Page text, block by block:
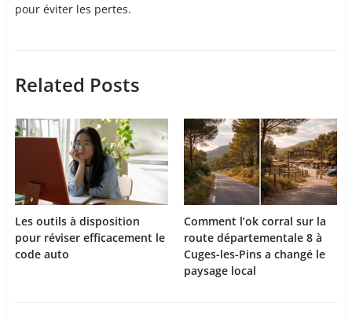
pour éviter les pertes.
Related Posts
Les outils à disposition
pour réviser efficacement le
code auto
Comment l’ok corral sur la
route départementale 8 à
Cuges-les-Pins a changé le
paysage local